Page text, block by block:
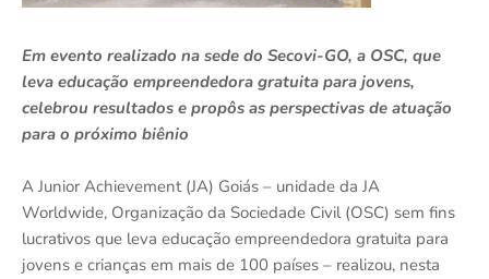
Em evento realizado na sede do Secovi-GO, a OSC, que
leva educação empreendedora gratuita para jovens,
celebrou resultados e propôs as perspectivas de atuação
para o próximo biênio
A Junior Achievement (JA) Goiás – unidade da JA
Worldwide, Organização da Sociedade Civil (OSC) sem fins
lucrativos que leva educação empreendedora gratuita para
jovens e crianças em mais de 100 países – realizou, nesta